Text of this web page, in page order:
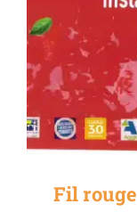
Fil rouge